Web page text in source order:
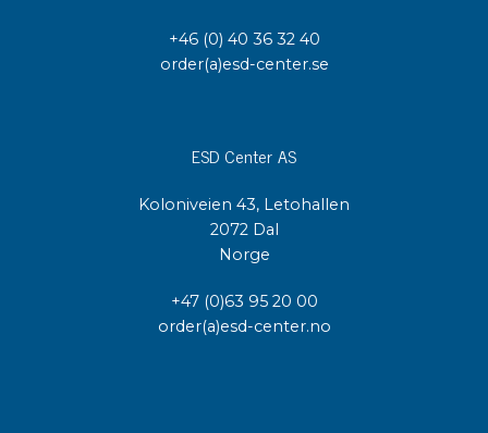
+46 (0) 40 36 32 40
order(a)esd-center.se
ESD Center AS
Koloniveien 43, Letohallen
2072 Dal
Norge
+47 (0)63 95 20 00
order(a)esd-center.no